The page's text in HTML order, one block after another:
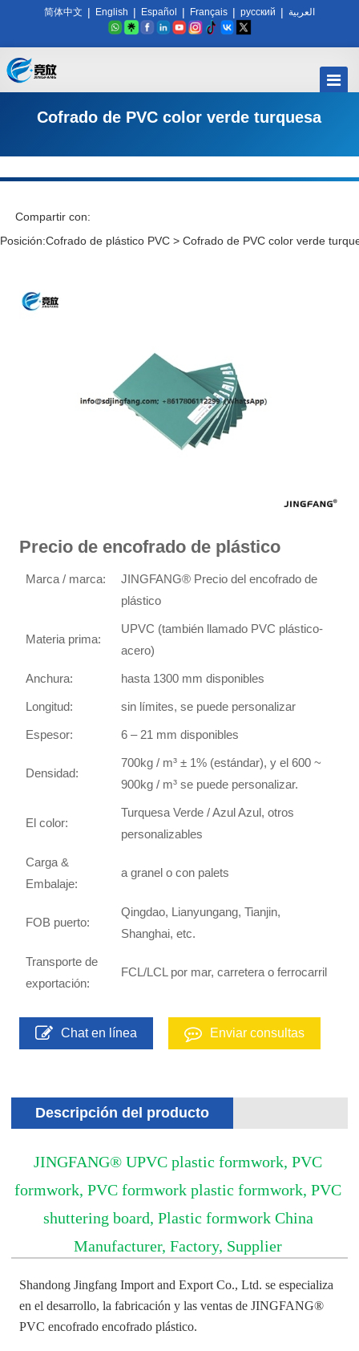
简体中文 | English | Español | Français | русский | العربية
Cofrado de PVC color verde turquesa
Compartir con:
Posición:Cofrado de plástico PVC > Cofrado de PVC color verde
Precio de encofrado de plástico
Marca / marca:
JINGFANG® Precio del encofrado de
plástico
Materia prima:
UPVC (también llamado PVC plástico-
acero)
Anchura: hasta 1300 mm disponibles
Longitud: sin límites, se puede personalizar
Espesor: 6 – 21 mm disponibles
Densidad:
700kg / m³ ± 1% (estándar), y el 600 ~
900kg / m³ se puede personalizar.
El color:
Turquesa Verde / Azul Azul, otros
personalizables
Carga &
Embalaje:
a granel o con palets
FOB puerto:
Qingdao, Lianyungang, Tianjin,
Shanghai, etc.
Transporte de
exportación:
FCL/LCL por mar, carretera o ferrocarril
Chat en línea Enviar consultas
Descripción del producto
JINGFANG® UPVC plastic formwork, PVC
formwork, PVC formwork plastic formwork, PVC
shuttering board, Plastic formwork China
Manufacturer, Factory, Supplier
Shandong Jingfang Import and Export Co., Ltd. se especializa
en el desarrollo, la fabricación y las ventas de JINGFANG®
PVC encofrado encofrado plástico.